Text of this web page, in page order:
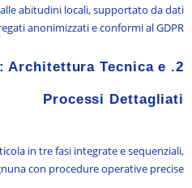
abitudini locali, supportato da dati
anonimizzati e conformi al GDPR.
Architettura Tecnica e
Processi Dettagliati
in tre fasi integrate e sequenziali,
con procedure operative precise: